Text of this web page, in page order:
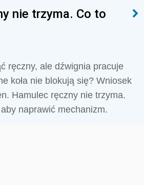
nie trzyma. Co to
ręczny, ale dźwignia pracuje
koła nie blokują się? Wniosek
Hamulec ręczny nie trzyma.
naprawić mechanizm.